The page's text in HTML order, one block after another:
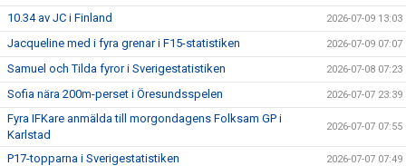
10.34 av JC i Finland 2026-07-09 13:03
Jacqueline med i fyra grenar i F15-statistiken 2026-07-09 07:07
Samuel och Tilda fyror i Sverigestatistiken 2026-07-08 07:23
Sofia nära 200m-perset i Öresundsspelen 2026-07-07 23:39
Fyra IFKare anmälda till morgondagens Folksam GP i
Karlstad
2026-07-07 07:55
P17-topparna i Sverigestatistiken 2026-07-07 07:49